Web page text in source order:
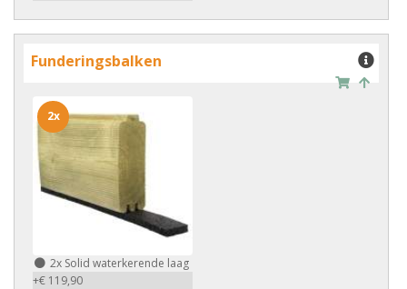
Funderingsbalken
2x Solid waterkerende laag
+€ 119,90
2x